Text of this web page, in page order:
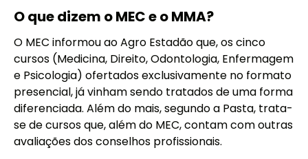
O que dizem o MEC e o MMA?
O MEC informou ao Agro Estadão que, os cinco
cursos (Medicina, Direito, Odontologia, Enfermagem
e Psicologia) ofertados exclusivamente no formato
presencial, já vinham sendo tratados de uma forma
diferenciada. Além do mais, segundo a Pasta, trata-
se de cursos que, além do MEC, contam com outras
avaliações dos conselhos profissionais.